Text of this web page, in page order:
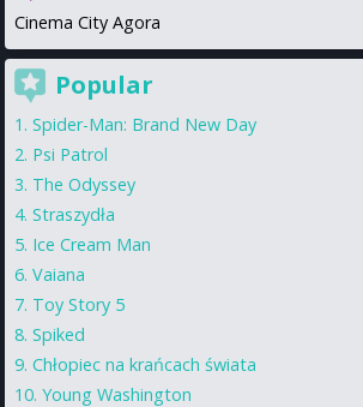
Cinema City Agora
Popular
Spider-Man: Brand New Day
Psi Patrol
The Odyssey
Straszydła
Ice Cream Man
Vaiana
Toy Story 5
Spiked
Chłopiec na krańcach świata
Young Washington